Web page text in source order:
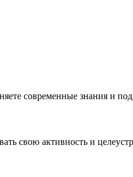
современные знания и
свою активность и